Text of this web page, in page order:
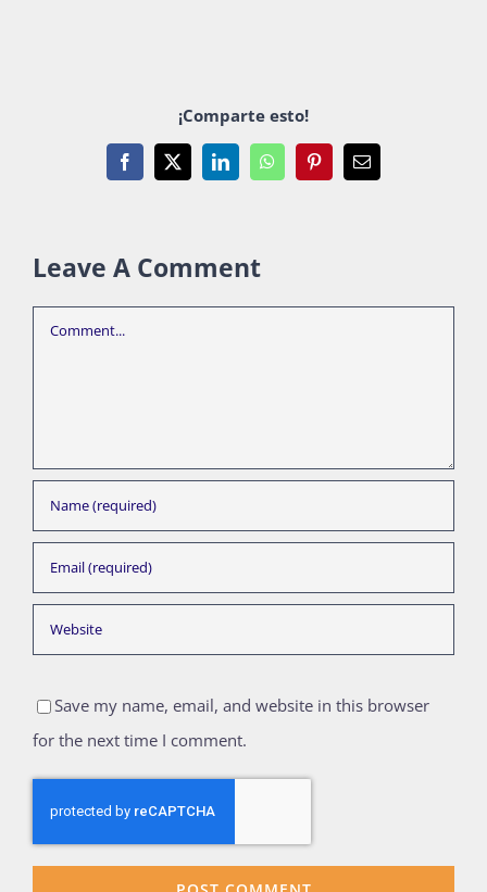
¡Comparte esto!
Facebook
X LinkedInWhatsAppPinterestEmail
Leave A Comment
Comment
Save my name, email, and website in this browser
for the next time I comment.